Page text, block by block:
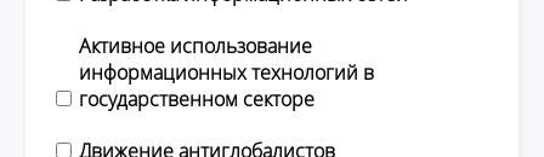
Активное использование
информационных технологий в
государственном секторе
Движение антиглобалистов